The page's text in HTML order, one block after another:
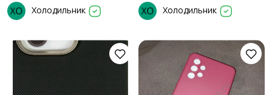
Холодильник Холодильник